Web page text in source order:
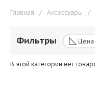
Главная / Аксессуары /
Фильтры ◺
В этой категории нет